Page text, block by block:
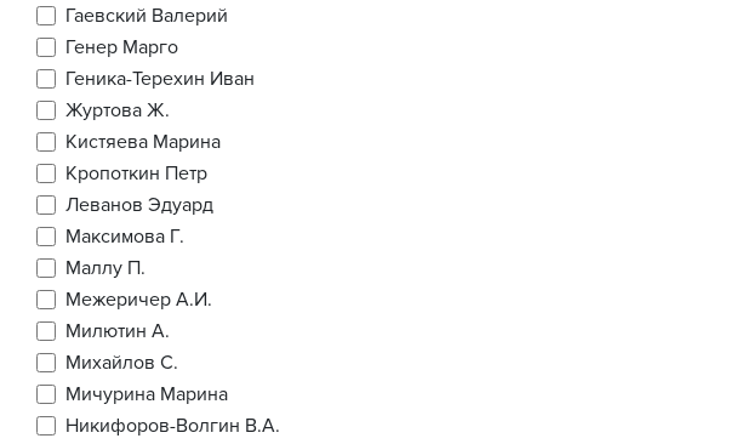
Гаевский Валерий
Генер Марго
Геника-Терехин Иван
Журтова Ж.
Кистяева Марина
Кропоткин Петр
Леванов Эдуард
Максимова Г.
Маллу П.
Межеричер А.И.
Милютин А.
Михайлов С.
Мичурина Марина
Никифоров-Волгин В.А.